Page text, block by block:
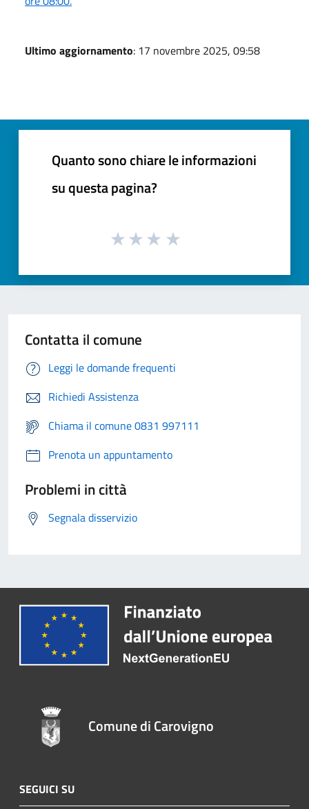
Ultimo aggiornamento: 17 novembre 2025, 09:58
Quanto sono chiare le informazioni
su questa pagina?
Contatta il comune
Leggi le domande frequenti
Richiedi Assistenza
Chiama il comune 0831 997111
Prenota un appuntamento
Problemi in città
Segnala disservizio
Comune di Carovigno
SEGUICI SU